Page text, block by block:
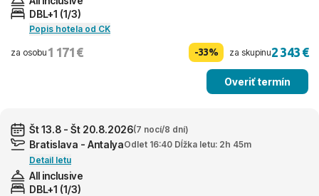
DBL+1 (1/3)
Popis hotela od CK
za osobu 1 171 € -33% za skupinu2 343 €
Overiť termín
Št 13.8 - Št 20.8.2026(7 nocí/8 dní)
Bratislava - AntalyaOdlet 16:40 Dĺžka letu: 2h 45m
Detail letu
All inclusive
DBL+1 (1/3)